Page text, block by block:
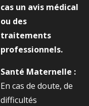
cas un avis médical
ou des
traitements
professionnels.
Santé Maternelle :
En cas de doute, de
difficultés